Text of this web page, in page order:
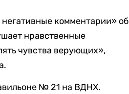
комментарии» об
нравственные
чувства верующих»,
№ 21 на ВДНХ.